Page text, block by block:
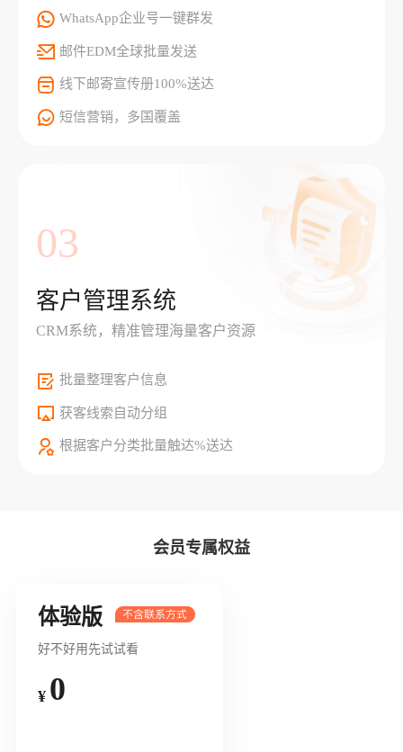
WhatsApp企业号一键群发
邮件EDM全球批量发送
线下邮寄宣传册100%送达
短信营销，多国覆盖
03
客户管理系统
CRM系统，精准管理海量客户资源
批量整理客户信息
获客线索自动分组
根据客户分类批量触达%送达
会员专属权益
体验版
好不好用先试试看
¥ 0